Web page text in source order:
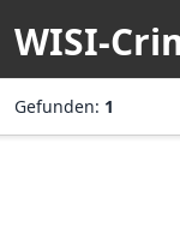
WISI-
Gefunden: 1